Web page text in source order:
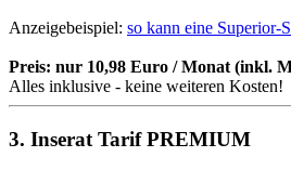
Anzeigebeispiel: so kann eine Superior-
Preis: nur 10,98 Euro / Monat (inkl.
Alles inklusive - keine weiteren Kosten!
3. Inserat Tarif PREMIUM